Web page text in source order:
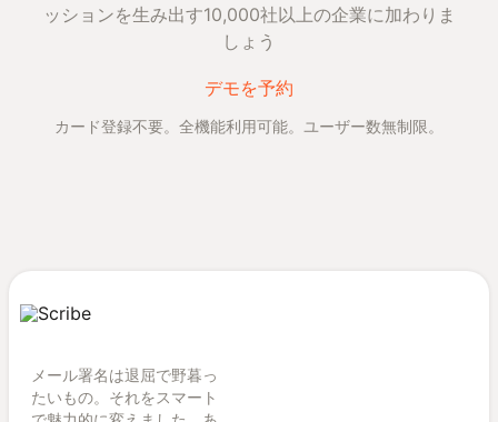
ッションを生み出す10,000社以上の企業に加わりま
しょう
デモを予約
カード登録不要。全機能利用可能。ユーザー数無制限。
メール署名は退屈で野暮っ
たいもの。それをスマート